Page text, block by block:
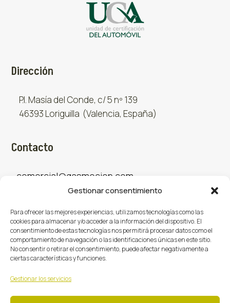
Gestionar consentimiento
Para ofrecer las mejores experiencias, utilizamos tecnologías como las
cookies para almacenar y/o acceder a la información del dispositivo. El
consentimiento de estas tecnologías nos permitirá procesar datos como el
comportamiento de navegación o las identificaciones únicas en este sitio.
No consentir o retirar el consentimiento, puede afectar negativamente a
ciertas características y funciones.
Gestionar los servicios
Dirección
P.I. Masía del Conde, c/ 5 nº 139
46393 Loriguilla (Valencia, España)
Contacto
comercial@gasmocion.com
Sociales